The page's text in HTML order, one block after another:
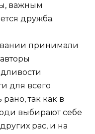
важным
дружба.
принимали
для всего
так как в
выбирают себе
рас, и на